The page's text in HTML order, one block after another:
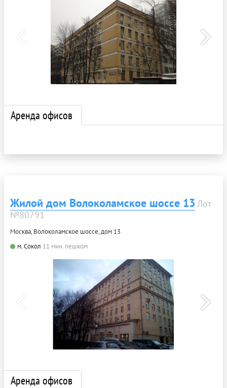
Аренда офисов
Жилой дом Волоколамское шоссе 13 Лот
№80791
Москва, Волоколамское шоссе, дом 13
м. Сокол 11 мин. пешком
Аренда офисов